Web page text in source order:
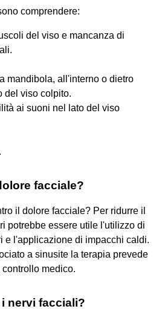
comprendere:
del viso e mancanza di
mandibola, all'interno o dietro
del viso colpito.
ai suoni nel lato del viso
facciale?
il dolore facciale? Per ridurre il
potrebbe essere utile l'utilizzo di
e l'applicazione di impacchi caldi.
a sinusite la terapia prevede
medico.
nervi facciali?